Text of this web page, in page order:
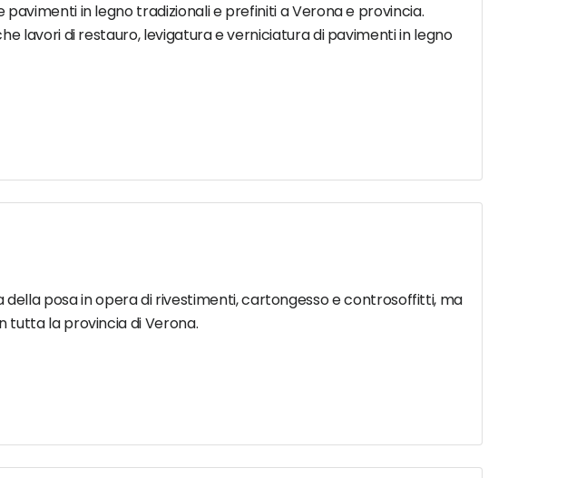
in legno tradizionali e prefiniti a Verona e provincia.
lavori di restauro, levigatura e verniciatura di pavimenti in legno
posa in opera di rivestimenti, cartongesso e controsoffitti, ma
la provincia di Verona.